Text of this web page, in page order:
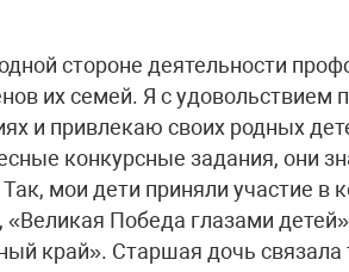
стороне деятельности
их семей. Я с удовольствием
и привлекаю своих родных
конкурсные задания, они
мои дети приняли участие в
Победа глазами
край». Старшая дочь связала